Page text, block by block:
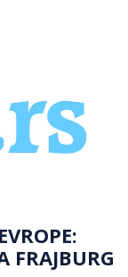
FRAJBURG